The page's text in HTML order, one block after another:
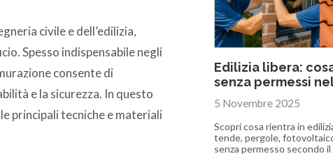
civile e dell’edilizia,
Spesso indispensabile negli
consente di
e la sicurezza. In questo
principali tecniche e materiali
Edilizia libera:
senza permessi
5 Novembre 2025
Scopri cosa rientra in
tende, pergole,
senza permesso secondo